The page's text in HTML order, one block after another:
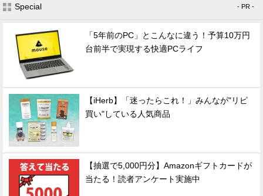
Special - PR -
「5年前のPC」とこんなに違う！予算10万円
台前半で実現する快適PCライフ
【iHerb】「迷ったらこれ！」みんなが"リピ
買い"している人気商品
【抽選で5,000円分】Amazonギフトカードが
当たる！読者アンケート実施中